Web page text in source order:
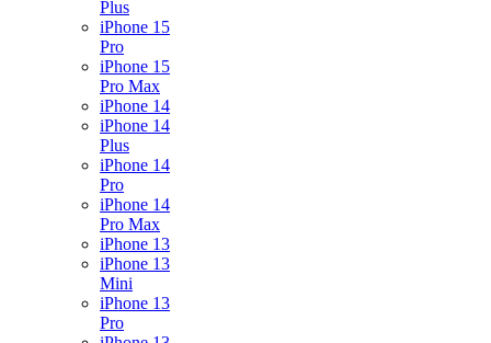
Plus
iPhone 15
Pro
iPhone 15
Pro Max
iPhone 14
iPhone 14
Plus
iPhone 14
Pro
iPhone 14
Pro Max
iPhone 13
iPhone 13
Mini
iPhone 13
Pro